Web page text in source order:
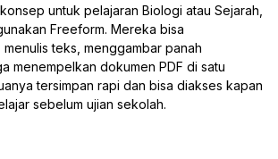
untuk pelajaran Biologi atau Sejarah,
Freeform. Mereka bisa
teks, menggambar panah
menempelkan dokumen PDF di satu
tersimpan rapi dan bisa diakses kapan
sebelum ujian sekolah.